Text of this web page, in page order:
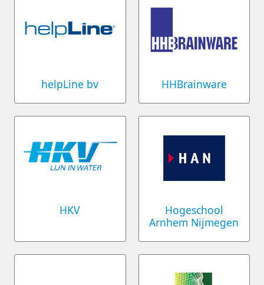
helpLine bv HHBrainware
HKV
Hogeschool
Arnhem Nijmegen